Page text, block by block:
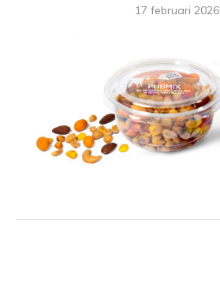
17 februari 2026